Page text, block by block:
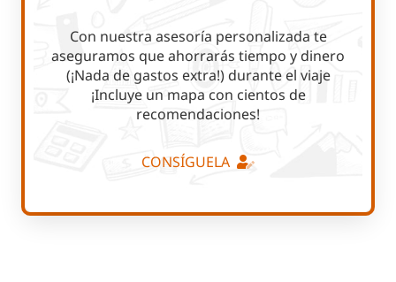
Con nuestra asesoría personalizada te
aseguramos que ahorrarás tiempo y dinero
(¡Nada de gastos extra!) durante el viaje
¡Incluye un mapa con cientos de
recomendaciones!
CONSÍGUELA